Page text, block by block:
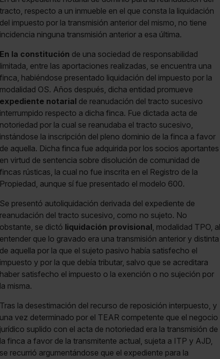
tracto, respecto a un inmueble en el que consta la liquidación
del impuesto por la transmisión anterior del mismo, no tiene
incidencia ninguna transmisión anterior a esa última.
En la constitución de una sociedad de responsabilidad
limitada, entre las aportaciones realizadas, se encuentra una
finca, habiéndose presentado liquidación del impuesto por la
modalidad OS. Años después, dicha entidad promueve
expediente notarial de reanudación del tracto sucesivo
interrumpido respecto a dicha finca. Fue dictada acta de
notoriedad por la cual se reanudaba el tracto sucesivo,
instándose la inscripción del pleno dominio de la finca a favor
de aquella. Dicha finca fue adquirida por los socios aportantes
en virtud de sentencia sobre disolución de comunidad de
fincas rústicas, la cual no fue inscrita en el Registro de la
Propiedad, aunque sí fue presentado el modelo 600.
Se presentó autoliquidación derivada del expediente de
reanudación del tracto sucesivo, como no sujeto. No
obstante, se dictó liquidación provisional, modalidad TPO, al
entender que lo gravado era una transmisión anterior y distinta
de aquella por la que el sujeto pasivo había satisfecho el
impuesto y por la que debía tributar, salvo que se acreditara
haber satisfecho el impuesto o la exención o no sujeción por
la misma.
Tras la desestimación del recurso de reposición interpuesto, y
una vez determinado por el TEAR competente que el negocio
jurídico suplido con el acta de notoriedad era la transmisión de
la finca a favor de la transmitente actual, sujeta a ITP y AJD,
se recurrió argumentándose que el expediente para la